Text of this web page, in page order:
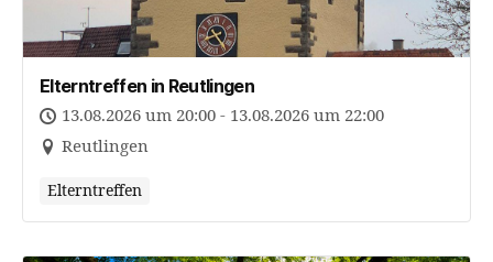
Elterntreffen in Reutlingen
13.08.2026 um 20:00 - 13.08.2026 um 22:00
Reutlingen
Elterntreffen